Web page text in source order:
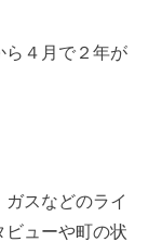
４月で２年が
スなどのライ
ビューや町の状